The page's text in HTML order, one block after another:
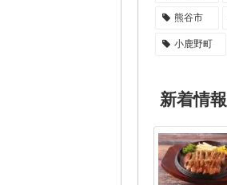
熊谷市
小鹿野町
新着情報